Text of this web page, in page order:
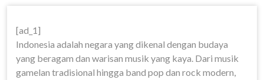
[ad_1]
Indonesia adalah negara yang dikenal dengan budaya
yang beragam dan warisan musik yang kaya. Dari musik
gamelan tradisional hingga band pop dan rock modern,